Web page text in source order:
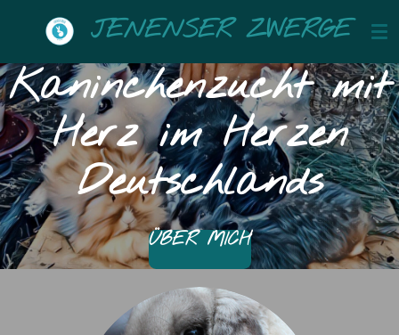
Hauptinhalt
springen
JENENSER ZWERGE
Kaninchenzucht mit
Herz im Herzen
Deutschlands
ÜBER MICH